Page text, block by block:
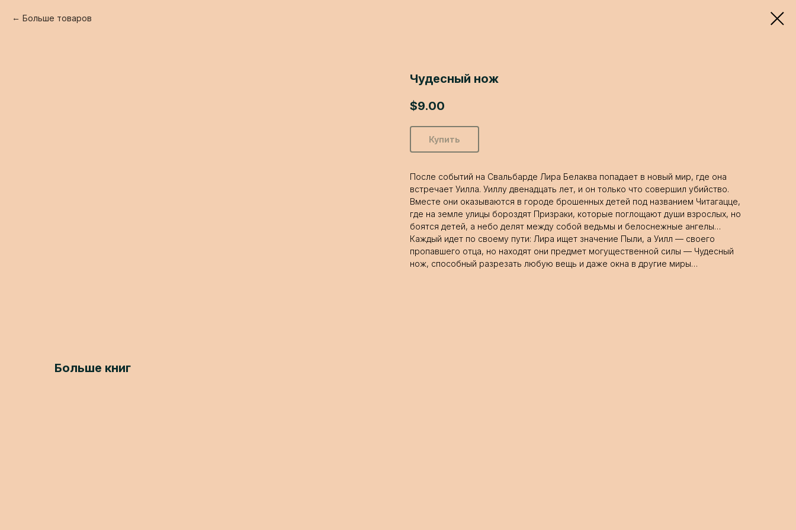
Больше товаров
Чудесный нож
$9.00
Купить
После событий на Свальбарде Лира Белаква попадает в новый мир, где она
встречает Уилла. Уиллу двенадцать лет, и он только что совершил убийство.
Вместе они оказываются в городе брошенных детей под названием Читагацце,
где на земле улицы бороздят Призраки, которые поглощают души взрослых, но
боятся детей, а небо делят между собой ведьмы и белоснежные ангелы…
Каждый идет по своему пути: Лира ищет значение Пыли, а Уилл — своего
пропавшего отца, но находят они предмет могущественной силы — Чудесный
нож, способный разрезать любую вещь и даже окна в другие миры…
Больше книг